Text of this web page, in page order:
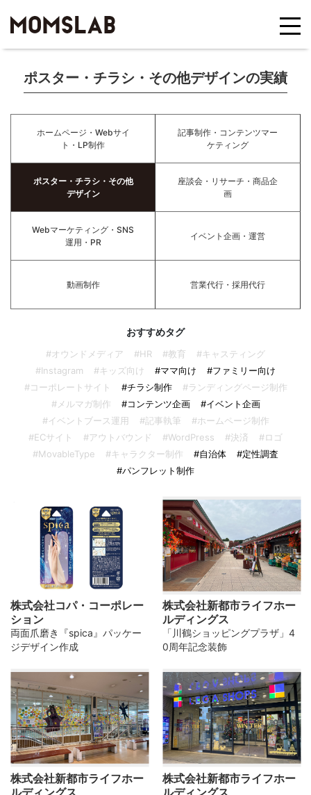
ポスター・チラシ・その他デザインの実績
ホームページ・Webサイ
ト・LP制作
記事制作・コンテンツマー
ケティング
ポスター・チラシ・その他
デザイン
座談会・リサーチ・商品企
画
Webマーケティング・SNS
運用・PR
イベント企画・運営
動画制作 営業代行・採用代行
おすすめタグ
#オウンドメディア #HR #教育
#キャスティング
#Instagram
#キッズ向け #ママ向け
#ファミリー向け
#コーポレートサイト
#チラシ制作
#ランディングページ制作
#メルマガ制作
#コンテンツ企画
#イベント企画
#イベントブース運用
#記事執筆
#ホームページ制作
#ECサイト
#アウトバウンド #WordPress #決済
#ロゴ
#MovableType
#キャラクター制作 #自治体
#定性調査
#パンフレット制作
株式会社コパ・コーポレー
ション
両面爪磨き『spica』パッケー
ジデザイン作成
株式会社新都市ライフホー
ルディングス
「川鶴ショッピングプラザ」4
0周年記念装飾
株式会社新都市ライフホー
ルディングス
株式会社新都市ライフホー
ルディングス